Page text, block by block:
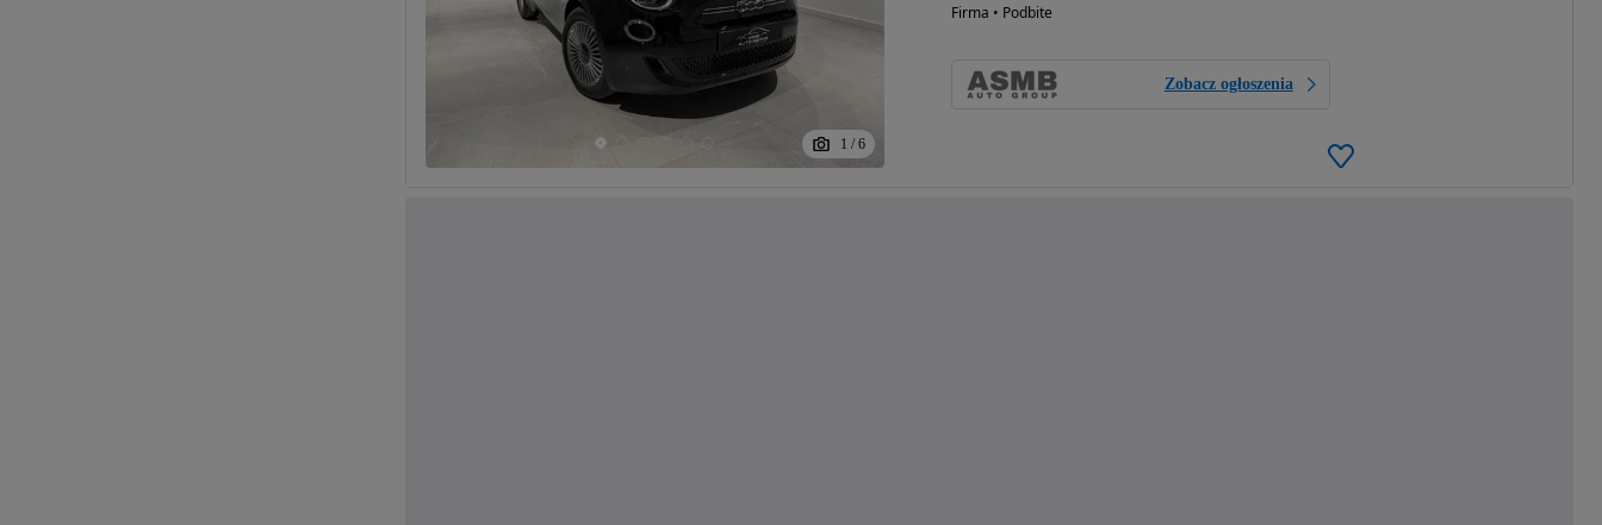
1 / 6
Firma • Podbite
Zobacz ogłoszenia